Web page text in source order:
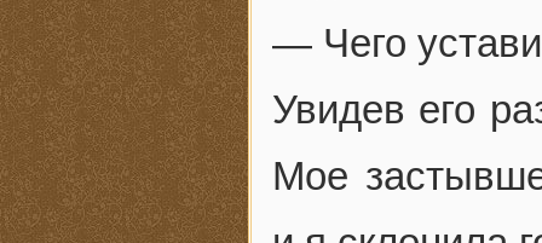
— Чего
Увидев его
Мое